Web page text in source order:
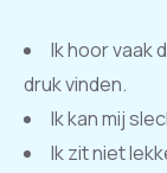
Ik hoor vaak
druk vinden.
Ik kan mij
Ik zit niet